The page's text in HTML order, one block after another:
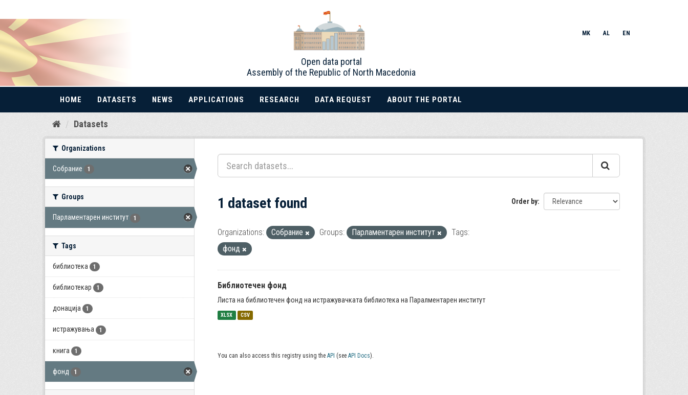
Skip
Open data portal
Assembly of the Republic of North Macedonia
MK AL EN
HOME DATASETS NEWS APPLICATIONS RESEARCH DATA REQUEST ABOUT THE PORTAL
Datasets
Organizations
Собрание 1
Groups
Парламентарен институт 1
Tags
библиотека 1
библиотекар 1
донација 1
истражувања 1
книга 1
фонд 1
Order by
1 dataset found
Organizations: Собрание Groups: Парламентарен институт
Tags:
фонд
Библиотечен фонд
Листа на библиотечен фонд на истражувачката библиотека на Паралментарен институт
XLSX CSV
You can also access this registry using the API (see API Docs).